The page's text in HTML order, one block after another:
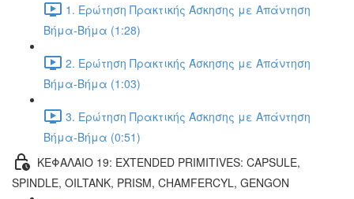
1. Ερώτηση Πρακτικής Άσκησης με Απάντηση
Βήμα-Βήμα (1:28)
2. Ερώτηση Πρακτικής Άσκησης με Απάντηση
Βήμα-Βήμα (1:03)
3. Ερώτηση Πρακτικής Άσκησης με Απάντηση
Βήμα-Βήμα (0:51)
ΚΕΦΑΛΑΙΟ 19: EXTENDED PRIMITIVES: CAPSULE,
SPINDLE, OILTANK, PRISM, CHAMFERCYL, GENGON